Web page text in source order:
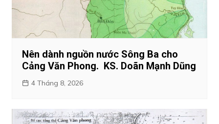
Nên dành nguồn nước Sông Ba cho
Cảng Văn Phong. KS. Doãn Mạnh Dũng
4 Tháng 8, 2026